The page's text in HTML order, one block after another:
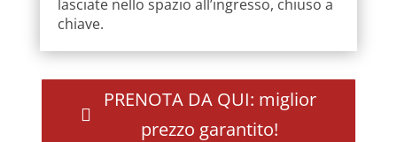
lasciate nello spazio all’ingresso, chiuso a
chiave.
PRENOTA DA QUI: miglior
prezzo garantito!